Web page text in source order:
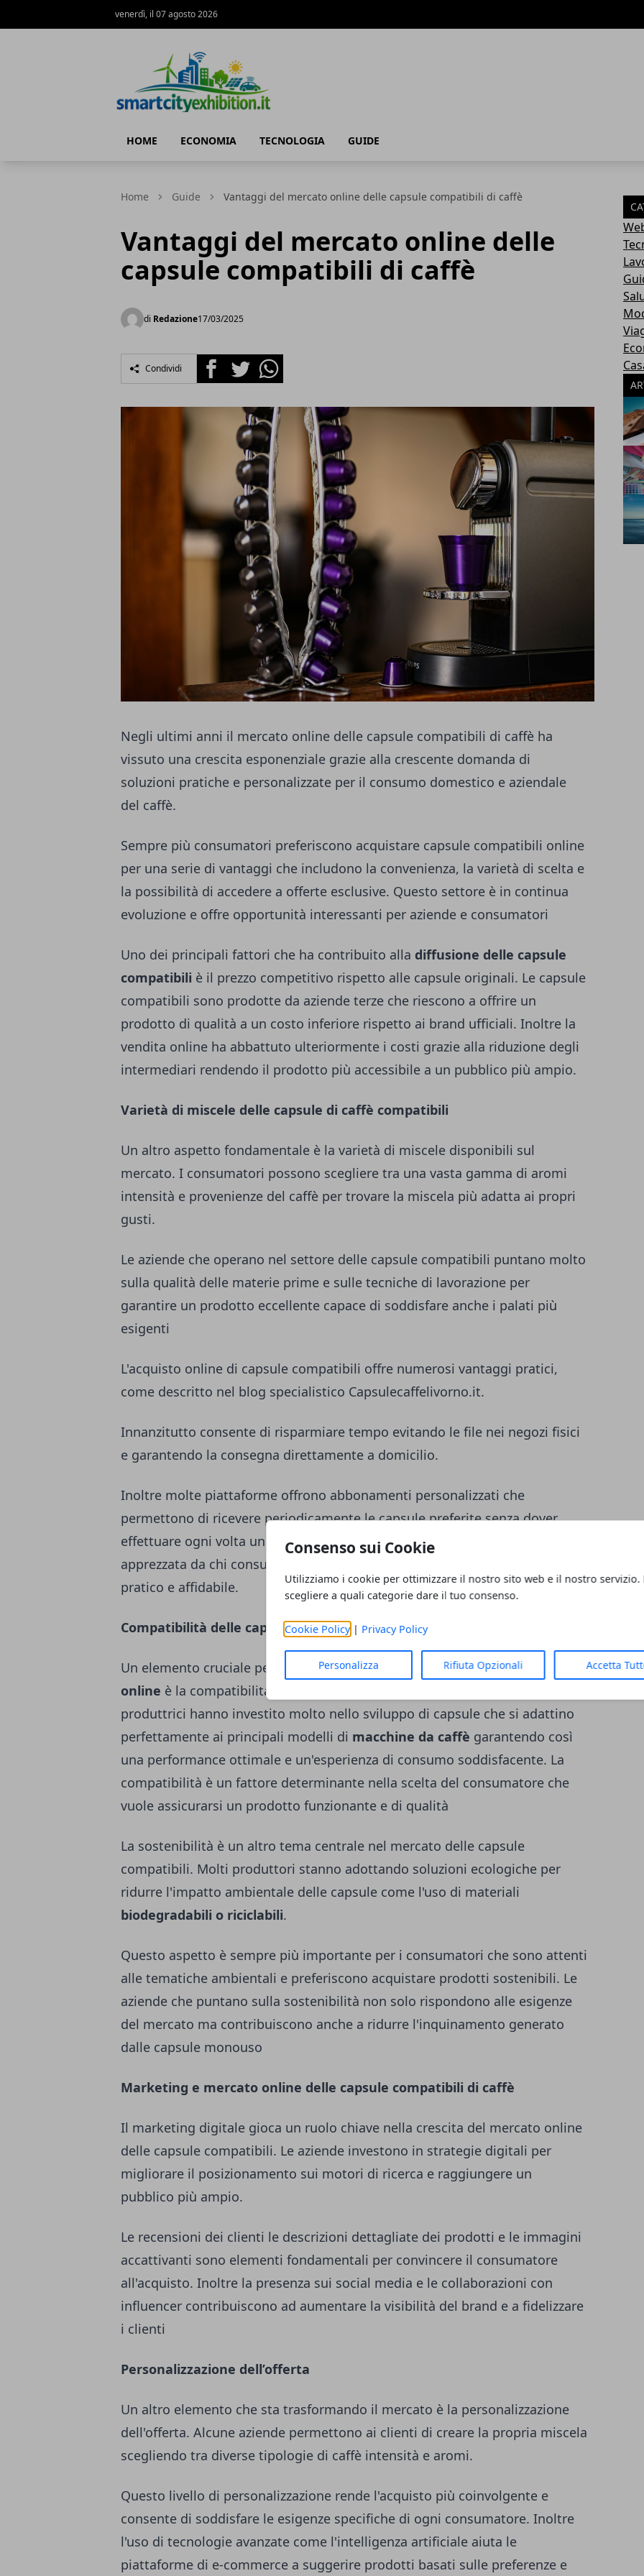
Consenso sui Cookie
Utilizziamo i cookie per ottimizzare il nostro sito web e il nostro servizio.
scegliere a quali categorie dare il tuo consenso.
Cookie Policy| Privacy Policy
Personalizza Rifiuta Opzionali Accetta
venerdì, il 07 agosto 2026
HOME ECONOMIA TECNOLOGIA GUIDE
Home Guide Vantaggi del mercato online delle capsule compatibili di caffè
Vantaggi del mercato online delle
capsule compatibili di caffè
di Redazione17/03/2025
Condividi FacebookTwitterWhatsapp
Negli ultimi anni il mercato online delle capsule compatibili di caffè ha
vissuto una crescita esponenziale grazie alla crescente domanda di
soluzioni pratiche e personalizzate per il consumo domestico e aziendale
del caffè.
Sempre più consumatori preferiscono acquistare capsule compatibili online
per una serie di vantaggi che includono la convenienza, la varietà di scelta e
la possibilità di accedere a offerte esclusive. Questo settore è in continua
evoluzione e offre opportunità interessanti per aziende e consumatori
Uno dei principali fattori che ha contribuito alla diffusione delle capsule
compatibili è il prezzo competitivo rispetto alle capsule originali. Le capsule
compatibili sono prodotte da aziende terze che riescono a offrire un
prodotto di qualità a un costo inferiore rispetto ai brand ufficiali. Inoltre la
vendita online ha abbattuto ulteriormente i costi grazie alla riduzione degli
intermediari rendendo il prodotto più accessibile a un pubblico più ampio.
Varietà di miscele delle capsule di caffè compatibili
Un altro aspetto fondamentale è la varietà di miscele disponibili sul
mercato. I consumatori possono scegliere tra una vasta gamma di aromi
intensità e provenienze del caffè per trovare la miscela più adatta ai propri
gusti.
Le aziende che operano nel settore delle capsule compatibili puntano molto
sulla qualità delle materie prime e sulle tecniche di lavorazione per
garantire un prodotto eccellente capace di soddisfare anche i palati più
esigenti
L'acquisto online di capsule compatibili offre numerosi vantaggi pratici,
come descritto nel blog specialistico Capsulecaffelivorno.it.
Innanzitutto consente di risparmiare tempo evitando le file nei negozi fisici
e garantendo la consegna direttamente a domicilio.
Inoltre molte piattaforme offrono abbonamenti personalizzati che
permettono di ricevere periodicamente le capsule preferite senza dover
effettuare ogni volta un nuovo ordine. Questa soluzione è particolarmente
apprezzata da chi consuma caffè regolarmente e desidera un servizio
pratico e affidabile.
Compatibilità delle capsule di caffè
Un elemento cruciale per il successo delle
capsule compatibili nel mercato
online è la compatibilità con le diverse macchine da caffè. Le aziende
produttrici hanno investito molto nello sviluppo di capsule che si adattino
perfettamente ai principali modelli di macchine da caffè garantendo così
una performance ottimale e un'esperienza di consumo soddisfacente. La
compatibilità è un fattore determinante nella scelta del consumatore che
vuole assicurarsi un prodotto funzionante e di qualità
La sostenibilità è un altro tema centrale nel mercato delle capsule
compatibili. Molti produttori stanno adottando soluzioni ecologiche per
ridurre l'impatto ambientale delle capsule come l'uso di materiali
biodegradabili o riciclabili.
Questo aspetto è sempre più importante per i consumatori che sono attenti
alle tematiche ambientali e preferiscono acquistare prodotti sostenibili. Le
aziende che puntano sulla sostenibilità non solo rispondono alle esigenze
del mercato ma contribuiscono anche a ridurre l'inquinamento generato
dalle capsule monouso
Marketing e mercato online delle capsule compatibili di caffè
Il marketing digitale gioca un ruolo chiave nella crescita del mercato online
delle capsule compatibili. Le aziende investono in strategie digitali per
migliorare il posizionamento sui motori di ricerca e raggiungere un
pubblico più ampio.
Le recensioni dei clienti le descrizioni dettagliate dei prodotti e le immagini
accattivanti sono elementi fondamentali per convincere il consumatore
all'acquisto. Inoltre la presenza sui social media e le collaborazioni con
influencer contribuiscono ad aumentare la visibilità del brand e a fidelizzare
i clienti
Personalizzazione dell’offerta
Un altro elemento che sta trasformando il mercato è la personalizzazione
dell'offerta. Alcune aziende permettono ai clienti di creare la propria miscela
scegliendo tra diverse tipologie di caffè intensità e aromi.
Questo livello di personalizzazione rende l'acquisto più coinvolgente e
consente di soddisfare le esigenze specifiche di ogni consumatore. Inoltre
l'uso di tecnologie avanzate come l'intelligenza artificiale aiuta le
piattaforme di e-commerce a suggerire prodotti basati sulle preferenze e